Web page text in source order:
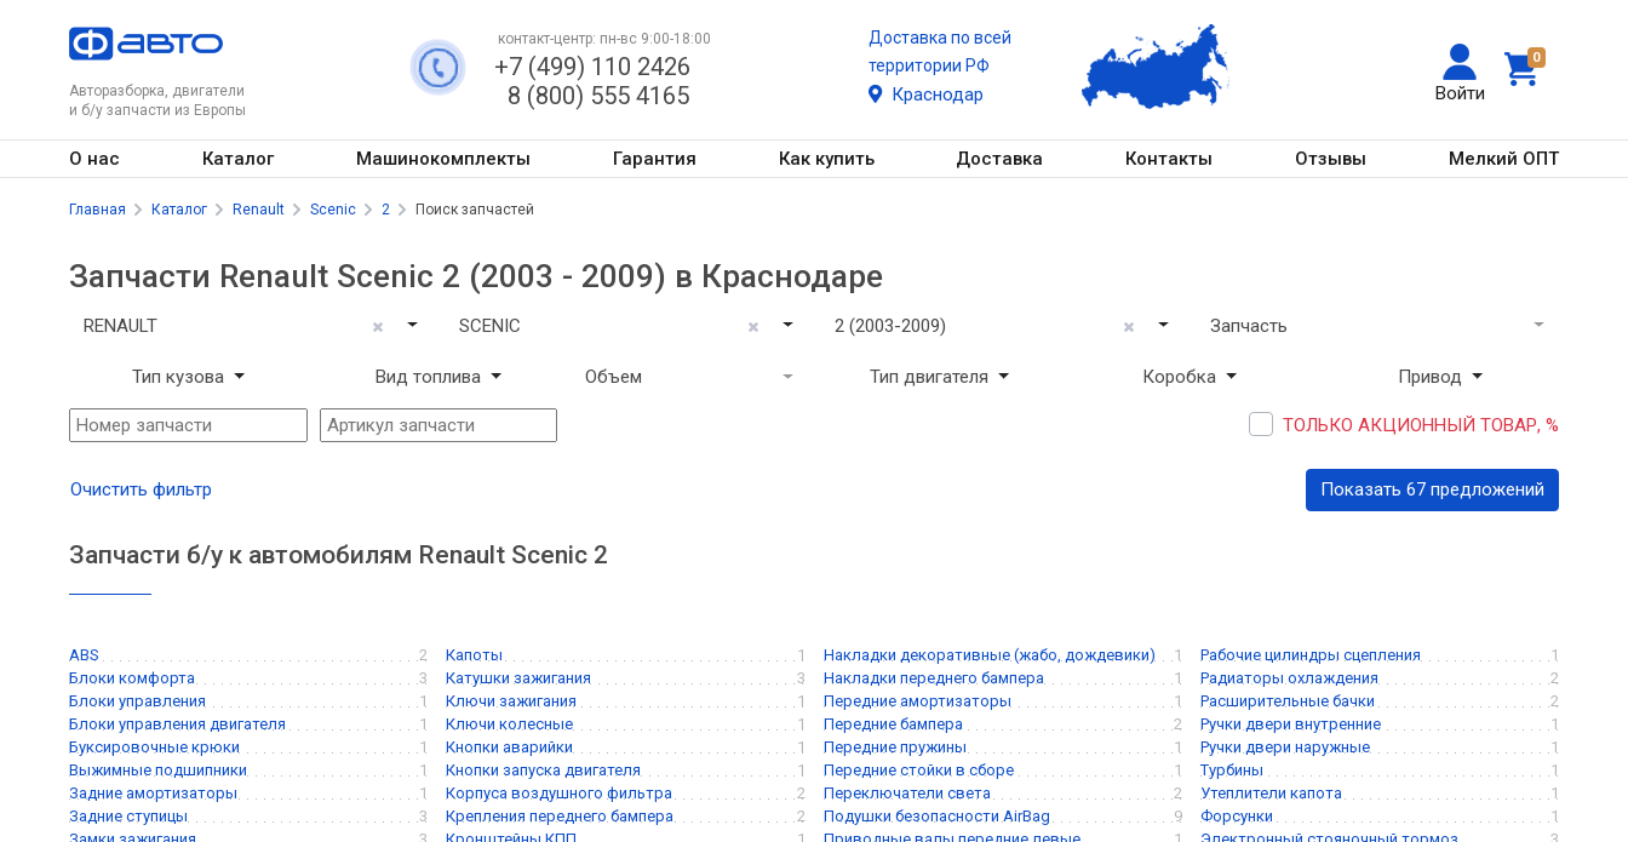
Авторазборка, двигатели
и б/у запчасти из Европы
0
Войти
контакт-центр: пн-вс 9:00-18:00
+7 (499) 110 2426
8 (800) 555 4165
Доставка по всей
территории РФ
Краснодар
О нас Каталог Машинокомплекты Гарантия Как купить Доставка Контакты Отзывы Мелкий ОПТ
Главная Каталог Renault Scenic 2 Поиск запчастей
Запчасти Renault Scenic 2 (2003 - 2009) в Краснодаре
RENAULT SCENIC 2 (2003-2009) Запчасть
Тип кузова Вид топлива Объем Тип двигателя Коробка Привод
ТОЛЬКО АКЦИОННЫЙ ТОВАР, %
Очистить фильтр Показать 67 предложений
Запчасти б/у к автомобилям Renault Scenic 2
ABS
2
Блоки комфорта
3
Блоки управления
1
Блоки управления двигателя
1
Буксировочные крюки
1
Выжимные подшипники
1
Задние амортизаторы
1
Задние ступицы
3
Капоты
1
Катушки зажигания
3
Ключи зажигания
1
Ключи колесные
1
Кнопки аварийки
1
Кнопки запуска двигателя
1
Корпуса воздушного фильтра
2
Крепления переднего бампера
2
Накладки декоративные (жабо, дождевики)
1
Накладки переднего бампера
1
Передние амортизаторы
1
Передние бампера
2
Передние пружины
1
Передние стойки в сборе
1
Переключатели света
2
Подушки безопасности AirBag
9
Рабочие цилиндры сцепления
1
Радиаторы охлаждения
2
Расширительные бачки
2
Ручки двери внутренние
1
Ручки двери наружные
1
Турбины
1
Утеплители капота
1
Форсунки
1